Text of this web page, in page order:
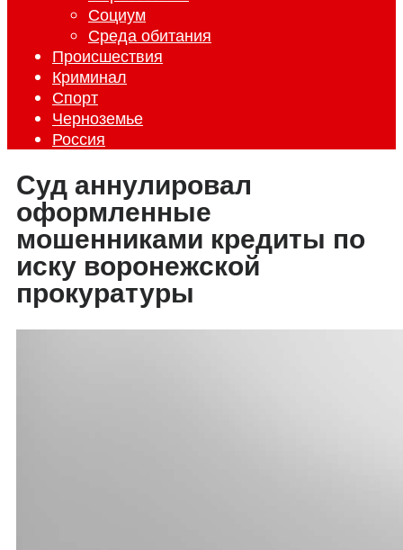
Социум
Среда обитания
Происшествия
Криминал
Спорт
Черноземье
Россия
Суд аннулировал
оформленные
мошенниками кредиты по
иску воронежской
прокуратуры